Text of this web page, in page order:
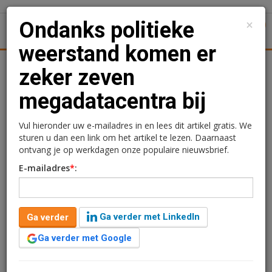
Ondanks politieke
weerstand komen er
zeker zeven
megadatacentra bij
Redactie
30 maart 2026 om 12:57
4 maanden geleden aangepast
2 minuten leestijd
Ondanks groeiend politiek verzet worden in Nederland
×
Ondanks politieke
weerstand komen er
zeker zeven
megadatacentra bij
Vul hieronder uw e-mailadres in en lees dit artikel gratis. We
sturen u dan een link om het artikel te lezen. Daarnaast
ontvang je op werkdagen onze populaire nieuwsbrief.
E-mailadres*:
Ga verder
Ga verder met LinkedIn
Ga verder met Google